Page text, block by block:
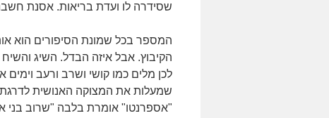
שסידרה לו ועדת בריאות. אסנת
המספר בכל שמונת הסיפורים הוא
הקיבוץ. אבל איזה הבדל. השיג
לכן מלים כמו קושי ושרב ורעב
שמעלות את המצוקה האנושית
"אספרנטו" אומרת בלבה "שרוב בני